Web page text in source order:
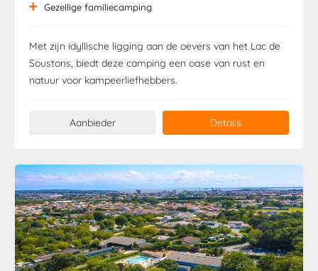
Gezellige familiecamping
Met zijn idyllische ligging aan de oevers van het Lac de
Soustons, biedt deze camping een oase van rust en
natuur voor kampeerliefhebbers.
Aanbieder Details